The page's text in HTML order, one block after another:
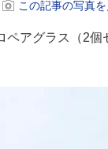
この記事の写真
ペアグラス（2個